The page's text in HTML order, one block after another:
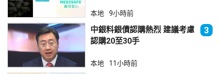
本地 9小時前
中銀料銀債認購熱烈 建議考慮
認購20至30手
3
本地 11小時前